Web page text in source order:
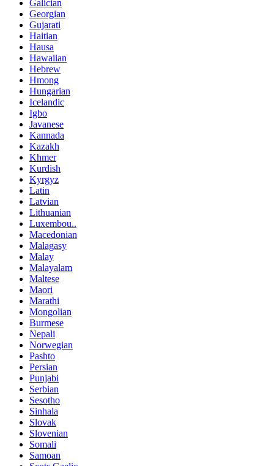
Galician
Georgian
Gujarati
Haitian
Hausa
Hawaiian
Hebrew
Hmong
Hungarian
Icelandic
Igbo
Javanese
Kannada
Kazakh
Khmer
Kurdish
Kyrgyz
Latin
Latvian
Lithuanian
Luxembou..
Macedonian
Malagasy
Malay
Malayalam
Maltese
Maori
Marathi
Mongolian
Burmese
Nepali
Norwegian
Pashto
Persian
Punjabi
Serbian
Sesotho
Sinhala
Slovak
Slovenian
Somali
Samoan